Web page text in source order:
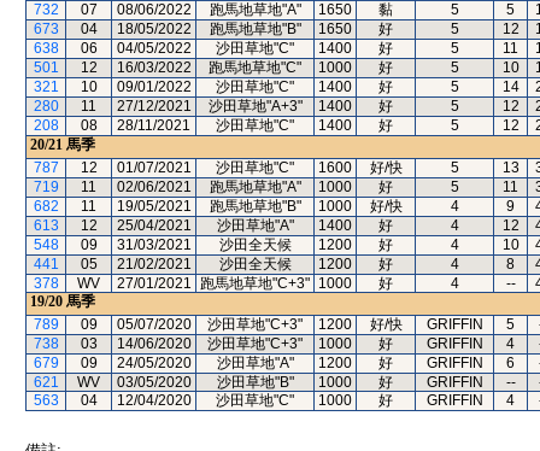
732
07 08/06/2022 跑馬地草地"A" 1650 黏 5 5
673
04 18/05/2022 跑馬地草地"B" 1650 好 5 12
638
06 04/05/2022 沙田草地"C" 1400 好 5 11
501
12 16/03/2022 跑馬地草地"C" 1000 好 5 10
321
10 09/01/2022 沙田草地"C" 1400 好 5 14
280
11 27/12/2021 沙田草地"A+3" 1400 好 5 12
208
08 28/11/2021 沙田草地"C" 1400 好 5 12
20/21 馬季
787
12 01/07/2021 沙田草地"C" 1600 好/快 5 13
719
11 02/06/2021 跑馬地草地"A" 1000 好 5 11
682
11 19/05/2021 跑馬地草地"B" 1000 好/快 4 9
613
12 25/04/2021 沙田草地"A" 1400 好 4 12
548
09 31/03/2021 沙田全天候 1200 好 4 10
441
05 21/02/2021 沙田全天候 1200 好 4 8
378
WV 27/01/2021 跑馬地草地"C+3" 1000 好 4 --
19/20 馬季
789
09 05/07/2020 沙田草地"C+3" 1200 好/快 GRIFFIN 5
738
03 14/06/2020 沙田草地"C+3" 1000 好 GRIFFIN 4
679
09 24/05/2020 沙田草地"A" 1200 好 GRIFFIN 6
621
WV 03/05/2020 沙田草地"B" 1000 好 GRIFFIN --
563
04 12/04/2020 沙田草地"C" 1000 好 GRIFFIN 4